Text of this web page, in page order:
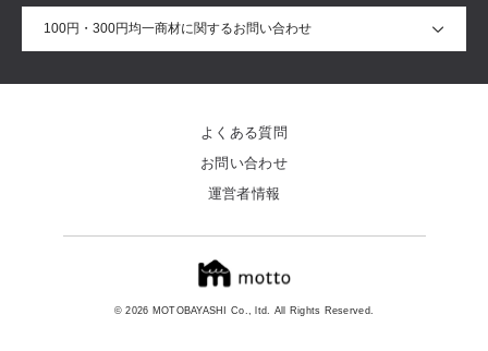
100円・300円均一商材に関するお問い合わせ
© 2026 MOTOBAYASHI Co., ltd. All Rights Reserved.
よくある質問
お問い合わせ
運営者情報